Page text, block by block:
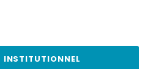
INSTITUTIONNEL